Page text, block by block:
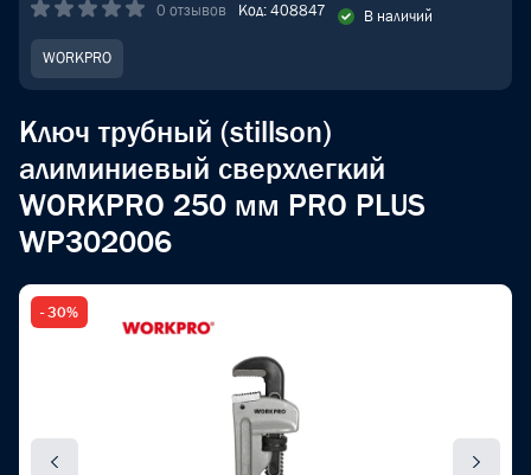
0 отзывов Код: 408847 В наличий
WORKPRO
Ключ трубный (stillson)
алиминиевый сверхлегкий
WORKPRO 250 мм PRO PLUS
WP302006
- 30%